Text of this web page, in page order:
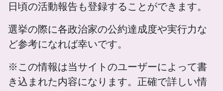
日頃の活動報告も登録することができます。
選挙の際に各政治家の公約達成度や実行力な
ど参考になれば幸いです。
※この情報は当サイトのユーザーによって書
き込まれた内容になります。正確で詳しい情